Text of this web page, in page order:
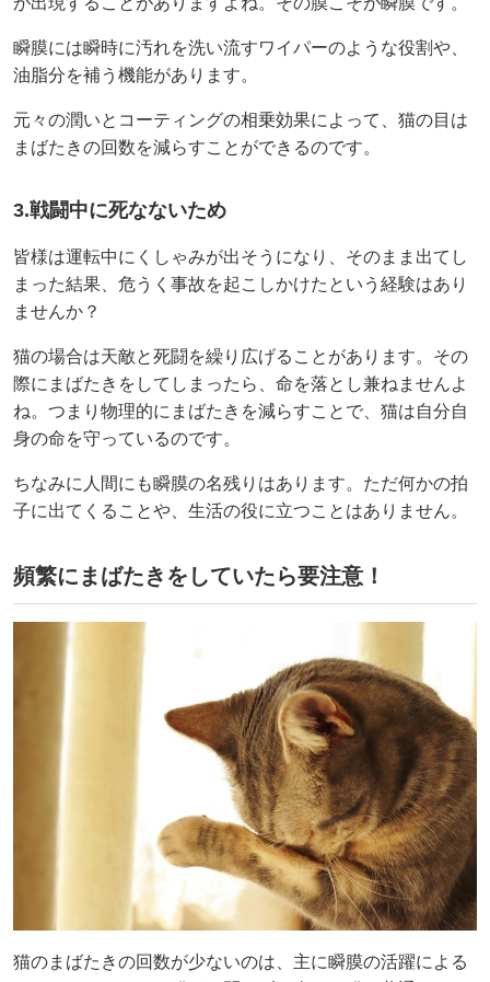
瞬膜には瞬時に汚れを洗い流すワイパーのような役割や、
油脂分を補う機能があります。
元々の潤いとコーティングの相乗効果によって、猫の目は
まばたきの回数を減らすことができるのです。
3.戦闘中に死なないため
皆様は運転中にくしゃみが出そうになり、そのまま出てし
まった結果、危うく事故を起こしかけたという経験はあり
ませんか？
猫の場合は天敵と死闘を繰り広げることがあります。その
際にまばたきをしてしまったら、命を落とし兼ねませんよ
ね。つまり物理的にまばたきを減らすことで、猫は自分自
身の命を守っているのです。
ちなみに人間にも瞬膜の名残りはあります。ただ何かの拍
子に出てくることや、生活の役に立つことはありません。
頻繁にまばたきをしていたら要注意！
猫のまばたきの回数が少ないのは、主に瞬膜の活躍による